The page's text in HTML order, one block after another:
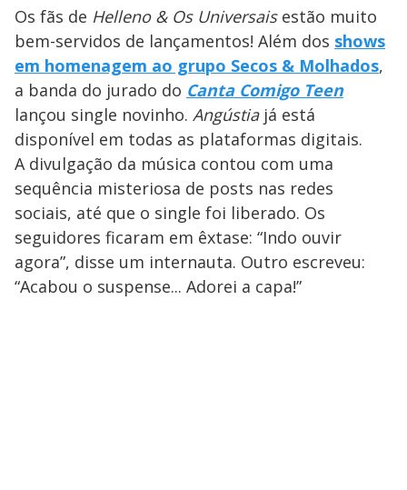
Os fãs de Helleno & Os Universaisestão muito
bem-servidos de lançamentos! Além dos shows
em homenagem ao grupo Secos & Molhados,
a banda do jurado do Canta Comigo Teen
lançou single novinho. Angústia já está
disponível em todas as plataformas digitais.
A divulgação da música contou com uma
sequência misteriosa de posts nas redes
sociais, até que o single foi liberado. Os
seguidores ficaram em êxtase: “Indo ouvir
agora”, disse um internauta. Outro escreveu:
“Acabou o suspense... Adorei a capa!”